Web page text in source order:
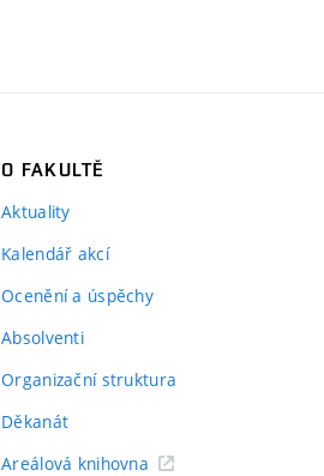
O FAKULTĚ
Aktuality
Kalendář akcí
Ocenění a úspěchy
Absolventi
Organizační struktura
Děkanát
Areálová knihovna